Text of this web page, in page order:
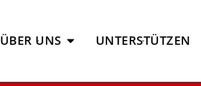
ÜBER UNS UNTERSTÜTZEN